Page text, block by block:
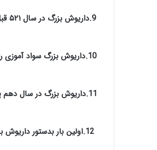
10.داریوش بزرگ سواد
11.داریوش بزرگ در سال
12.اولین بار بدستور